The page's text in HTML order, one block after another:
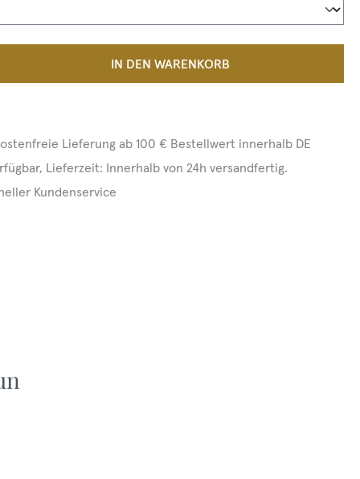
Gib den gewünschten Wert
IN DEN WARENKORB
Lieferung ab 100 € Bestellwert innerhalb DE
Lieferzeit: Innerhalb von 24h versandfertig.
Kundenservice